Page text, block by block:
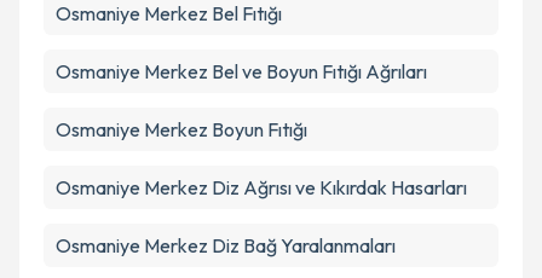
Osmaniye Merkez Bel Fıtığı
Osmaniye Merkez Bel ve Boyun Fıtığı Ağrıları
Osmaniye Merkez Boyun Fıtığı
Osmaniye Merkez Diz Ağrısı ve Kıkırdak Hasarları
Osmaniye Merkez Diz Bağ Yaralanmaları